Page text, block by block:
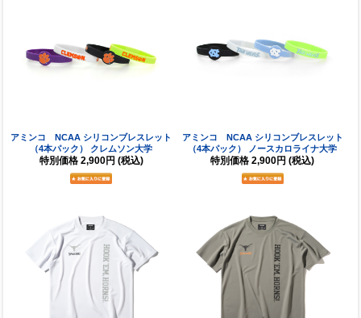
アミンコ NCAA シリコンブレスレット
（4本パック） クレムソン大学
特別価格 2,900円 (税込)
アミンコ NCAA シリコンブレスレット
（4本パック） ノースカロライナ大学
特別価格 2,900円 (税込)